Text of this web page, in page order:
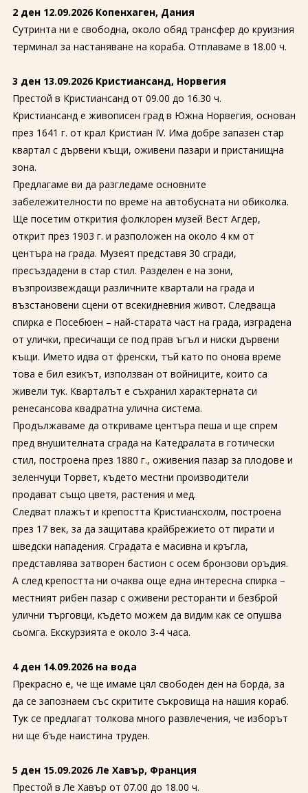
2 ден 12.09.2026 Копенхаген, Дания
Сутринта ни е свободна, около обяд трансфер до круизния
терминал за настаняване на кораба. Отплаваме в 18.00 ч.
3 ден 13.09.2026 Кристиансанд, Норвегия
Престой в Кристиансанд от 09.00 до 16.30 ч.
Кристиансанд е живописен град в Южна Норвегия, основан
през 1641 г. от крал Кристиан IV. Има добре запазен стар
квартал с дървени къщи, оживени пазари и пристанищна
зона.
Предлагаме ви да разгледаме основните
забележителности по време на автобусната ни обиколка.
Ще посетим открития фолклорен музей Вест Агдер,
открит през 1903 г. и разположен на около 4 км от
центъра на града. Музеят представя 30 сгради,
пресъздадени в стар стил. Разделен е на зони,
възпроизвеждащи различните квартали на града и
възстановени сцени от всекидневния живот. Следваща
спирка е Посебюен – най-старата част на града, изградена
от улички, пресичащи се под прав ъгъл и ниски дървени
къщи. Името идва от френски, тъй като по онова време
това е бил езикът, използван от войниците, които са
живели тук. Кварталът е съхранил характерната си
ренесансова квадратна улична система.
Продължаваме да откриваме центъра пеша и ще спрем
пред внушителната сграда на Катедралата в готически
стил, построена през 1880 г., оживения пазар за плодове и
зеленчуци Торвет, където местни производители
продават също цветя, растения и мед.
Следват плажът и крепостта Кристиансхолм, построена
през 17 век, за да защитава крайбрежието от пирати и
шведски нападения. Сградата е масивна и кръгла,
представлява затворен бастион с осем бронзови оръдия.
А след крепостта ни очаква още една интересна спирка –
местният рибен пазар с оживени ресторанти и безброй
улични търговци, където можем да видим как се опушва
сьомга. Екскурзията е около 3-4 часа.
4 ден 14.09.2026 на вода
Прекрасно е, че ще имаме цял свободен ден на борда, за
да се запознаем със скритите съкровища на нашия кораб.
Тук се предлагат толкова много развлечения, че изборът
ни ще бъде наистина труден.
5 ден 15.09.2026 Ле Хавър, Франция
Престой в Ле Хавър от 07.00 до 18.00 ч.